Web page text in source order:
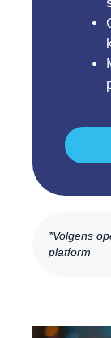
*Volgens
platform